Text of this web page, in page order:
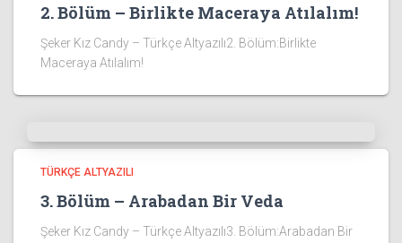
2. Bölüm – Birlikte Maceraya Atılalım!
Şeker Kız Candy – Türkçe Altyazılı2. Bölüm:Birlikte
Maceraya Atılalım!
TÜRKÇE ALTYAZILI
3. Bölüm – Arabadan Bir Veda
Şeker Kız Candy – Türkçe Altyazılı3. Bölüm:Arabadan Bir